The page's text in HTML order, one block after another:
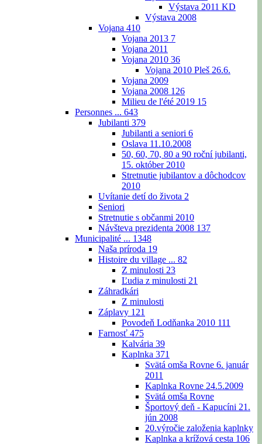
Výstava 2011 KD
Výstava 2008
Vojana 410
Vojana 2013 7
Vojana 2011
Vojana 2010 36
Vojana 2010 Pleš 26.6.
Vojana 2009
Vojana 2008 126
Milieu de l'été 2019 15
Personnes ... 643
Jubilanti 379
Jubilanti a seniori 6
Oslava 11.10.2008
50, 60, 70, 80 a 90 roční jubilanti,
15. október 2010
Stretnutie jubilantov a dôchodcov
2010
Uvítanie detí do života 2
Seniori
Stretnutie s občanmi 2010
Návšteva prezidenta 2008 137
Municipalité ... 1348
Naša príroda 19
Histoire du village ... 82
Z minulosti 23
Ľudia z minulosti 21
Záhradkári
Z minulosti
Záplavy 121
Povodeň Lodňanka 2010 111
Farnosť 475
Kalvária 39
Kaplnka 371
Svätá omša Rovne 6. január
2011
Kaplnka Rovne 24.5.2009
Svätá omša Rovne
Športový deň - Kapucíni 21.
jún 2008
20.výročie založenia kaplnky
Kaplnka a krížová cesta 106